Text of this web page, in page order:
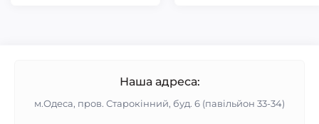
Наша адреса:
м.Одеса, пров. Старокінний, буд. 6 (павільйон 33-34)